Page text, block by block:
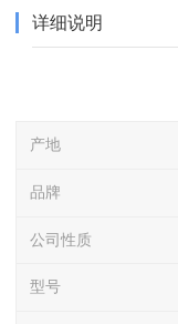
详细说明
产地
品牌
公司性质
型号